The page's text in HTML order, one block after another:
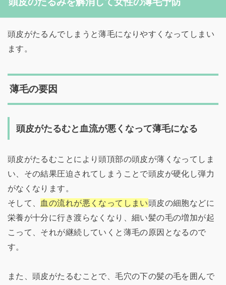
頭皮がたるんでしまうと薄毛になりやすくなってしまい
ます。
薄毛の要因
頭皮がたるむと血流が悪くなって薄毛になる
頭皮がたるむことにより頭頂部の頭皮が薄くなってしま
い、その結果圧迫されてしまうことで頭皮が硬化し弾力
がなくなります。
そして、 血の流れが悪くなってしまい頭皮の細胞などに
栄養が十分に行き渡らなくなり、細い髪の毛の増加が起
こって、それが継続していくと薄毛の原因となるので
す。
また、頭皮がたるむことで、毛穴の下の髪の毛を囲んで